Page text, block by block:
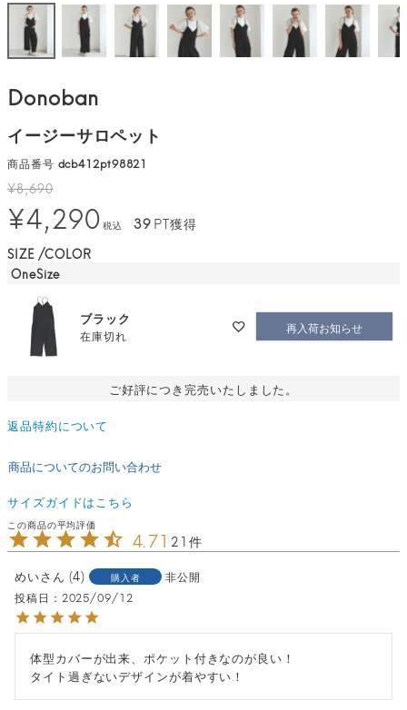
Donoban
イージーサロペット
商品番号 dcb412pt98821
¥8,690
¥4,290 税込 39PT獲得
SIZE COLOR
OneSize
ブラック
在庫切れ 再入荷お知らせ
ご好評につき完売いたしました。
返品特約について
商品についてのお問い合わせ
サイズガイドはこちら
4.71 21
めい 4 購入者
非公開
投稿日
2025/09/12
体型カバーが出来、ポケット付きなのが良い！
タイト過ぎないデザインが着やすい！